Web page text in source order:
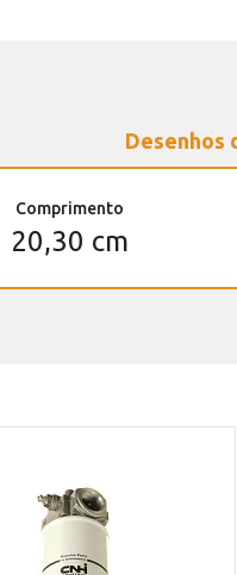
Desenhos
Comprimento
20,30 cm